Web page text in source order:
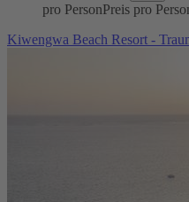
pro PersonPreis pro
Kiwengwa Beach Resort -